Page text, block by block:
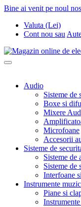
Bine ai venit pe noul
Valuta (Lei)
Cont nou sau
Audio
Sisteme de
Boxe si
Mixere
Microfoane
Accesorii
Sisteme de
Sisteme de
Sisteme de
Interfoane
Instrumente
Piane si